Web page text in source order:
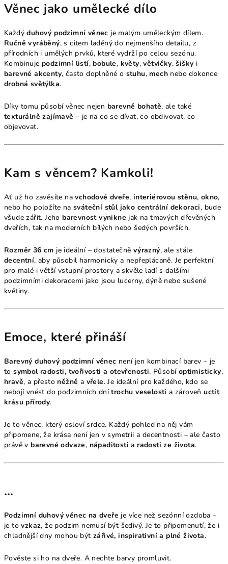
Věnec jako umělecké dílo
Každýduhový podzimní věnec je malým uměleckým dílem.
Ručně vyráběný, s citem laděný do nejmenšího detailu, z
přírodních i umělých prvků, které vydrží po celou sezónu.
Kombinuje podzimní listí, bobule, květy,větvičky,šišky i
barevné akcenty, často doplněné o stuhu, mech nebo dokonce
drobná světýlka.
Díky tomu působí věnec nejen barevně bohatě, ale také
texturálně zajímavě – je na co se dívat, co obdivovat, co
objevovat.
Kam s věncem? Kamkoli!
Ať už ho zavěsíte navchodové dveře, interiérovou stěnu, okno,
nebo ho položíte nasváteční stůl jako centrální dekoraci, bude
všude zářit. Jeho barevnost vynikne jak na tmavých dřevěných
dveřích, tak na moderních bílých nebo šedých površích.
Rozměr 36 cm je ideální – dostatečně výrazný, ale stále
decentní, aby působil harmonicky a nepřeplácaně. Je perfektní
pro malé i větší vstupní prostory a skvěle ladí s dalšími
podzimními dekoracemi jako jsou lucerny, dýně nebo sušené
květiny.
Emoce, které přináší
Barevný duhový podzimní věnec není jen kombinací barev – je
tosymbol radosti, tvořivosti a otevřenosti. Působí optimisticky,
hravě, a přesto něžně a vřele. Je ideální pro každého, kdo se
nebojí vnést do podzimních dnítrochu veselosti a zároveňuctít
krásu přírody.
Je to věnec, který osloví srdce. Každý pohled na něj vám
připomene, že krása není jen v symetrii a decentnosti – ale často
právě v barevné odvaze, nápaditosti a radosti ze života.
…
Podzimní duhový věnec na dveře je více než sezónní ozdoba –
je tovzkaz, že podzim nemusí být šedivý. Je to připomenutí, že i
chladnější dny mohou být zářivé, inspirativní a plné života.
Pověste si ho na dveře. A nechte barvy promluvit.